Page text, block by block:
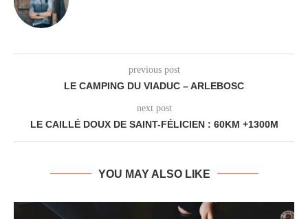
previous post
LE CAMPING DU VIADUC – ARLEBOSC
next post
LE CAILLÉ DOUX DE SAINT-FÉLICIEN : 60KM +1300M
YOU MAY ALSO LIKE